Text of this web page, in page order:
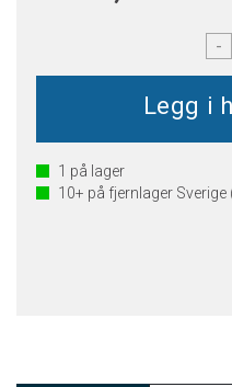
-
1 på lager
10+ på fjernlager